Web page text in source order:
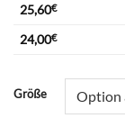
25,60€
24,00€
Größe
Alternative: